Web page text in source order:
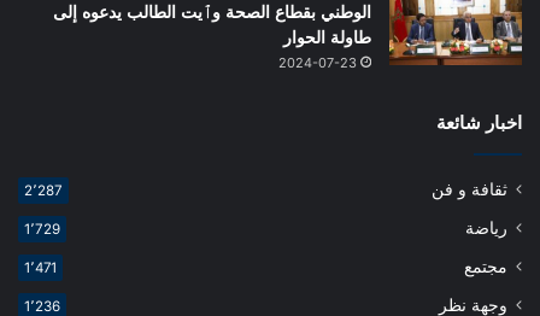
الوطني بقطاع الصحة وٱيت الطالب يدعوه إلى
طاولة الحوار
2024-07-23
اخبار شائعة
ثقافة و فن 2٬287
رياضة 1٬729
مجتمع 1٬471
وجهة نظر 1٬236